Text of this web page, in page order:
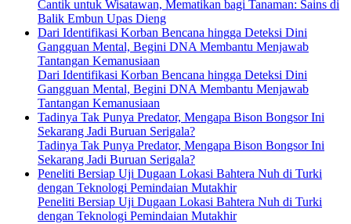
Cantik untuk Wisatawan, Mematikan bagi Tanaman: Sains di
Balik Embun Upas Dieng
Dari Identifikasi Korban Bencana hingga Deteksi Dini
Gangguan Mental, Begini DNA Membantu Menjawab
Tantangan Kemanusiaan
Dari Identifikasi Korban Bencana hingga Deteksi Dini
Gangguan Mental, Begini DNA Membantu Menjawab
Tantangan Kemanusiaan
Tadinya Tak Punya Predator, Mengapa Bison Bongsor Ini
Sekarang Jadi Buruan Serigala?
Tadinya Tak Punya Predator, Mengapa Bison Bongsor Ini
Sekarang Jadi Buruan Serigala?
Peneliti Bersiap Uji Dugaan Lokasi Bahtera Nuh di Turki
dengan Teknologi Pemindaian Mutakhir
Peneliti Bersiap Uji Dugaan Lokasi Bahtera Nuh di Turki
dengan Teknologi Pemindaian Mutakhir